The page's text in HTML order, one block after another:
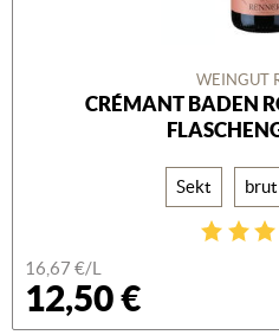
WEINGUT
CRÉMANT BADEN
Sekt brut
16,67 €/L
12,50 €